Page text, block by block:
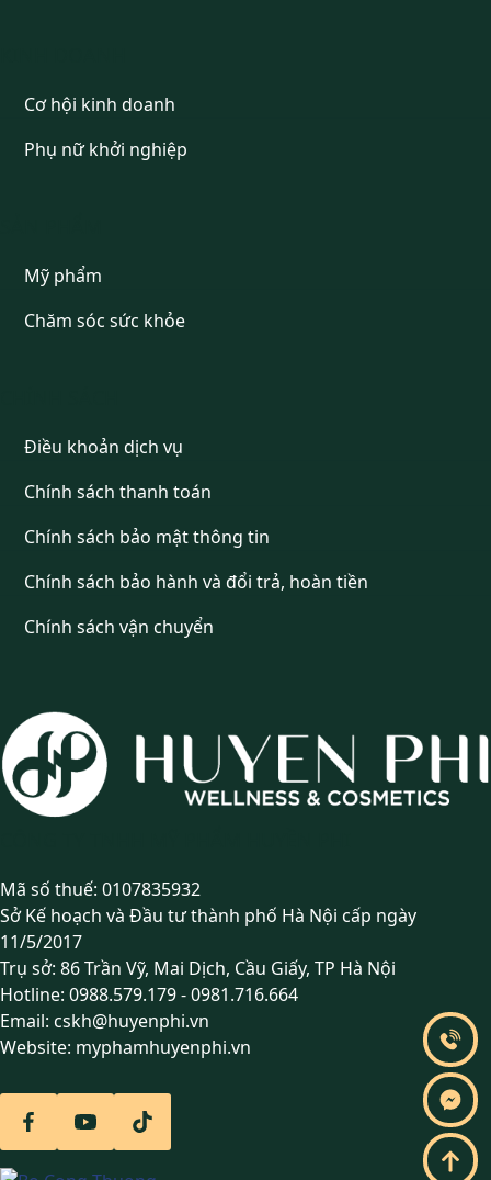
Cơ hội kinh doanh
Phụ nữ khởi nghiệp
Mỹ phẩm
Chăm sóc sức khỏe
Điều khoản dịch vụ
Chính sách thanh toán
Chính sách bảo mật thông tin
Chính sách bảo hành và đổi trả, hoàn tiền
Chính sách vận chuyển
Mã số thuế: 0107835932
Sở Kế hoạch và Đầu tư thành phố Hà Nội cấp ngày
11/5/2017
Trụ sở: 86 Trần Vỹ, Mai Dịch, Cầu Giấy, TP Hà Nội
Hotline: 0988.579.179-0981.716.664
Email: cskh@huyenphi.vn
Website: myphamhuyenphi.vn